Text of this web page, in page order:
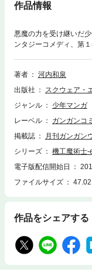
作品情報
悪魔の力を受け継いだ
ンタジーコメディ、第
著者
河内和泉
出版社
スクウェア・
ジャンル
少年マンガ
レーベル
ガンガンコ
掲載誌
月刊ガンガン
シリーズ
機工魔術士-
電子版配信開始日
ファイルサイズ
作品をシェアする